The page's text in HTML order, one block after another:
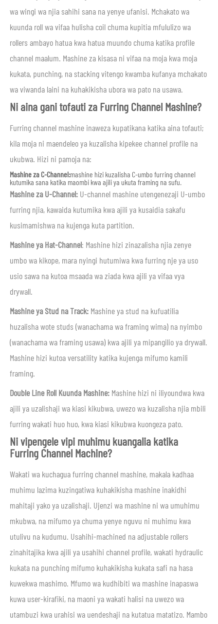
wa wingi wa njia sahihi sana na yenye ufanisi. Mchakato wa
kuunda roll wa vifaa hulisha coil chuma kupitia mfululizo wa
rollers ambayo hatua kwa hatua muundo chuma katika profile
channel maalum. Mashine za kisasa ni vifaa na moja kwa moja
kukata, punching, na stacking vitengo kwamba kufanya mchakato
wa viwanda laini na kuhakikisha ubora wa pato na usawa.
Ni aina gani tofauti za Furring Channel Mashine?
Furring channel mashine inaweza kupatikana katika aina tofauti;
kila moja ni maendeleo ya kuzalisha kipekee channel profile na
ukubwa. Hizi ni pamoja na:
Mashine za C-Channel:mashine hizi kuzalisha C-umbo furring channel
kutumika sana katika maombi kwa ajili ya ukuta framing na sufu.
Mashine za U-Channel: U-channel mashine utengenezaji U-umbo
furring njia, kawaida kutumika kwa ajili ya kusaidia sakafu
kusimamishwa na kujenga kuta partition.
Mashine ya Hat-Channel: Mashine hizi zinazalisha njia zenye
umbo wa kikope, mara nyingi hutumiwa kwa furring nje ya uso
usio sawa na kutoa msaada wa ziada kwa ajili ya vifaa vya
drywall.
Mashine ya Stud na Track: Mashine ya stud na kufuatilia
huzalisha wote studs (wanachama wa framing wima) na nyimbo
(wanachama wa framing usawa) kwa ajili ya mipangilio ya drywall.
Mashine hizi kutoa versatility katika kujenga mifumo kamili
framing.
Double Line Roll Kuunda Mashine: Mashine hizi ni iliyoundwa kwa
ajili ya uzalishaji wa kiasi kikubwa, uwezo wa kuzalisha njia mbili
furring wakati huo huo, kwa kiasi kikubwa kuongeza pato.
Ni vipengele vipi muhimu kuangalia katika
Furring Channel Machine?
Wakati wa kuchagua furring channel mashine, makala kadhaa
muhimu lazima kuzingatiwa kuhakikisha mashine inakidhi
mahitaji yako ya uzalishaji. Ujenzi wa mashine ni wa umuhimu
mkubwa, na mifumo ya chuma yenye nguvu ni muhimu kwa
utulivu na kudumu. Usahihi-machined na adjustable rollers
zinahitajika kwa ajili ya usahihi channel profile, wakati hydraulic
kukata na punching mifumo kuhakikisha kukata safi na hasa
kuwekwa mashimo. Mfumo wa kudhibiti wa mashine inapaswa
kuwa user-kirafiki, na maoni ya wakati halisi na uwezo wa
utambuzi kwa urahisi wa uendeshaji na kutatua matatizo. Mambo